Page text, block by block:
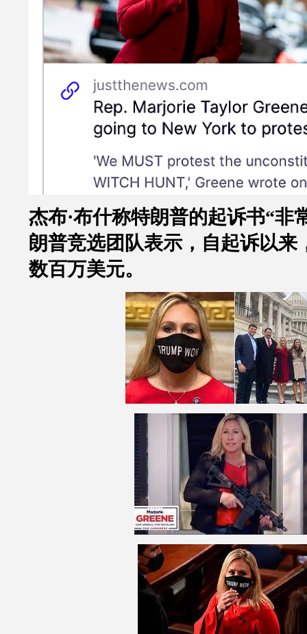
杰布·布什称特朗普的起诉书“非
朗普竞选团队表示，自起诉以来
数百万美元。